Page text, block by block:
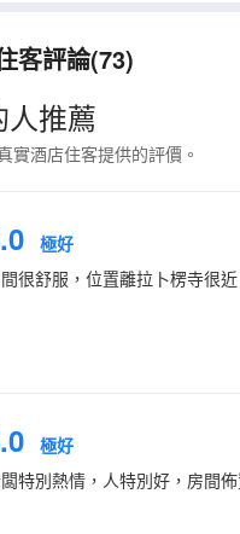
客評論(73)
人推薦
實酒店住客提供的評價。
極好
很舒服，位置離拉卜楞寺很
極好
特別熱情，人特別好，房間